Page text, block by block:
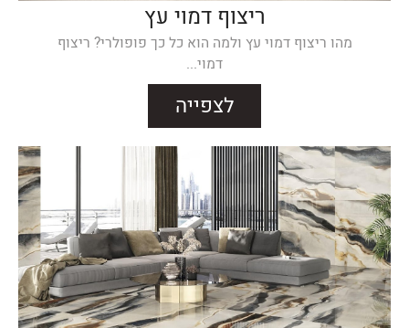
ריצוף דמוי עץ
מהו ריצוף דמוי עץ ולמה הוא כל כך פופולרי? ריצוף
דמוי...
לצפייה